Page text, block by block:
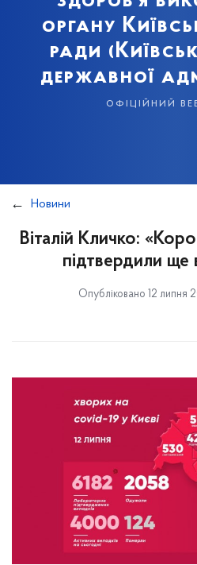
органу
ради
державної
офіційний
Новини
Віталій Кличко:
підтвердили
Опубліковано 12 липня